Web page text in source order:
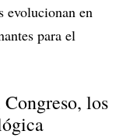
evolucionan en
para el
los